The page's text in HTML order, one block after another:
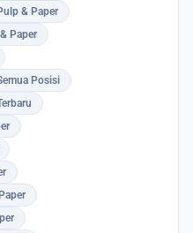
& Paper
Paper
Posisi